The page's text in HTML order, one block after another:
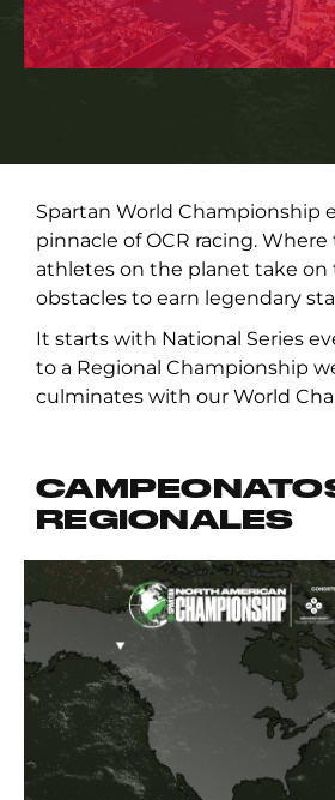
Spartan World Championship
pinnacle of OCR racing.
athletes on the planet take on
obstacles to earn legendary
It starts with National Series
to a Regional Championship
culminates with our World
REGIONALES